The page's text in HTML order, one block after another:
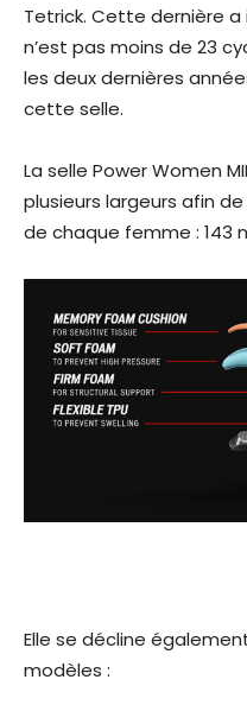
Tetrick. Cette dernière
n’est pas moins de 23
les deux dernières
cette selle.
La selle Power Women
plusieurs largeurs afin
de chaque femme : 143
Elle se décline
modèles :